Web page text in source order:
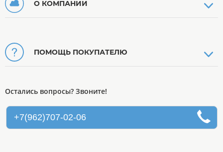
О КОМПАНИИ
ПОМОЩЬ ПОКУПАТЕЛЮ
Остались вопросы? Звоните!
+7(962)707-02-06